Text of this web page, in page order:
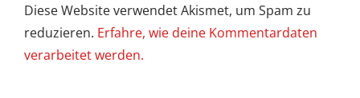
Diese Website verwendet Akismet, um Spam zu
reduzieren. Erfahre, wie deine Kommentardaten
verarbeitet werden.